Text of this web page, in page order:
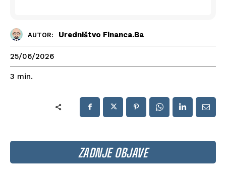
ZADNJE OBJAVE
AUTOR: Uredništvo Financa.ba
25/06/2026
3 min.